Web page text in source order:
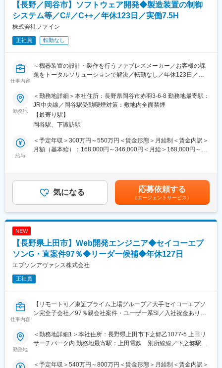
■当社の特徴：
・FAシステムに始まり、ロボット～ソフト開発など一貫して依頼
を受けることが多いです。そのため、お客様の課題をトータルソ
・海外を含めた製作工区＆技術者のネットワーク：日本をはじ
おります。
（1）基本設計：当社
現地協力社員にて実施
（３）現地技術者（海外技術者）の育成
【長野／岡谷市】ソフトウェア開発◆製造装置の制御
システム等／C#／C++／年休123日／実働7.5H
株式会社ファイン
正社員 転勤なし
仕事内容
～機器装置の設計・製作を行うファブレスメーカー／お客様の課
題をトータルソリューションで解決／転勤なし／年休123日／所
■業務概要：
お客様の生産性の合理化・省力化や計測の自動化を目指すための
機器装置の設計・製作を行っているファブレスメーカーの当社で
以下の業務を担当していただきます。
■具体的には：
合った生産管理システム（進捗・品質・在庫管理 等）
・画像処理プログラムの開発
・DB：SQL
・フレームワーク：Windows
・サーバー：Linux
■当社の特徴：
を受けることが多いです。そのため、お客様の課題をトータルソ
リューションで解決に導きます。
勤務地
＜勤務地詳細＞本社住所：長野県岡谷市赤羽3-6-8 勤務地最寄駅：
JR中央線／岡谷駅受動喫煙対策：敷地内全面禁煙
【最寄り駅】
岡谷駅、下諏訪駅
給与
＜予定年収＞300万円～550万円＜賃金形態＞月給制＜賃金内訳＞
月額（基本給）：168,000円～346,000円＜月給＞168,000円～
／月の支給制度あり※経験年数と実績評価により能力給から役職手
当6万円～12万円へ変更有賃金はあくまでも目安の金額であり、
選考を通じて上下する可能性があります。月給(月額)は固定手当を
含めた表記です。
気になる 応募依頼する
（エージェントサービス）
NEW
【長野県上田市】Web開発エンジニア◆セイコーエプ
ソンG・直案件97％◆リーダー候補◆年休127日
エプソンアヴァシス株式会社
正社員
仕事内容
【リモート可／東証プライム上場グループ／大手セイコーエプソ
ン完全子会社／97％親会社案件・ユーザー系SI／入社祝金あり／
■業務概要：
スキルや志向に応じて、最適な領域をお任せします。
勤務地
＜勤務地詳細1＞本社住所：長野県上田市下之郷乙1077-5 上田リ
サーチパーク内 勤務地最寄駅：上田電鉄 別所線線／下之郷駅受
野県上田市下之郷浅間原813-21 上田リサーチパーク内 勤務地最
＜予定年収＞540万円～800万円＜賃金形態＞月給制＜賃金内訳＞